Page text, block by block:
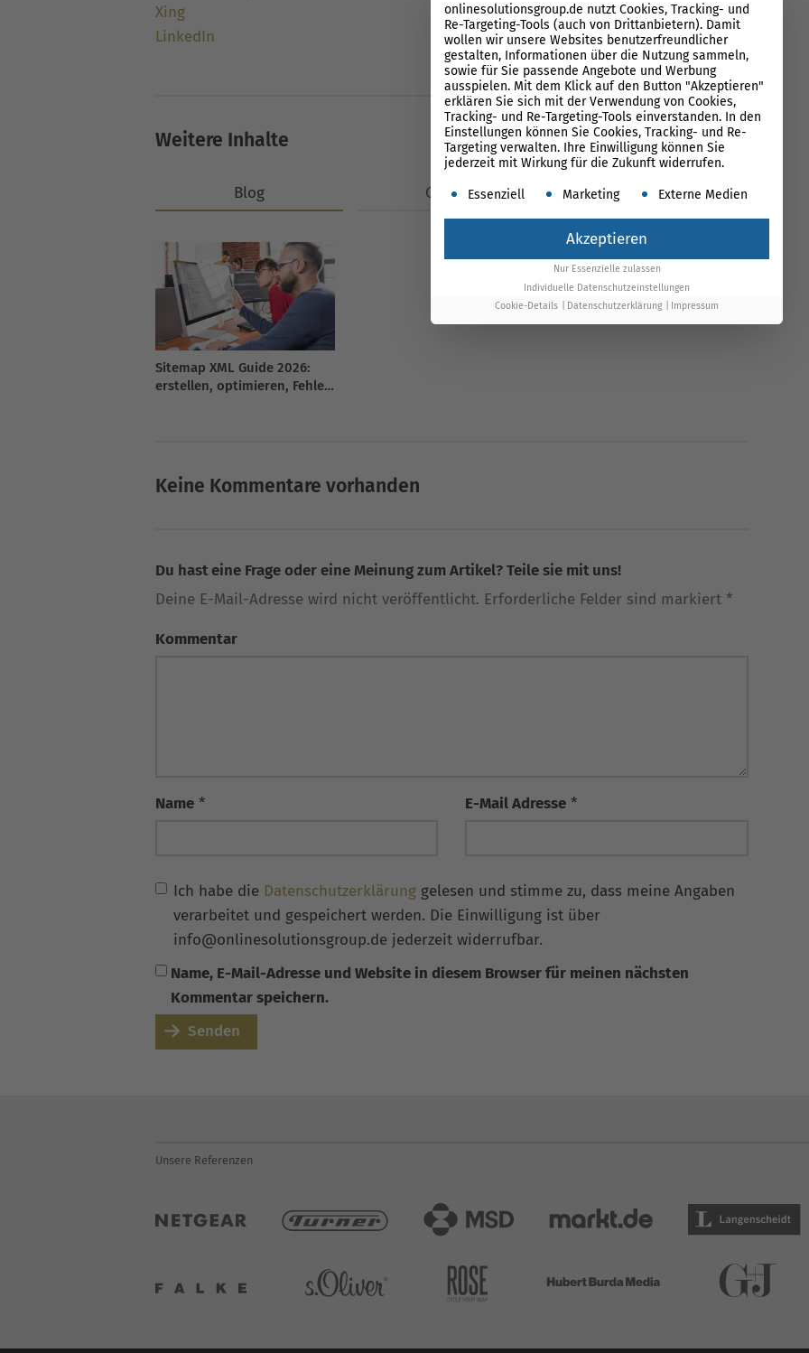
Xing
LinkedIn
Weitere Inhalte
Blog Glossar News
Sitemap XML Guide 2026:
erstellen, optimieren, Fehler
Keine Kommentare vorhanden
Du hast eine Frage oder eine Meinung zum Artikel? Teile sie mit uns!
Deine E-Mail-Adresse wird nicht veröffentlicht. Erforderliche Felder sind markiert *
Kommentar
Name * E-Mail Adresse *
Ich habe die Datenschutzerklärung gelesen und stimme zu, dass meine Angaben
verarbeitet und gespeichert werden. Die Einwilligung ist über
info@onlinesolutionsgroup.de jederzeit widerrufbar.
Name, E-Mail-Adresse und Website in diesem Browser für meinen nächsten
Kommentar speichern.
Senden
Unsere Referenzen
onlinesolutionsgroup.de nutzt Cookies, Tracking- und
Re-Targeting-Tools (auch von Drittanbietern). Damit
wollen wir unsere Websites benutzerfreundlicher
gestalten, Informationen über die Nutzung sammeln,
sowie für Sie passende Angebote und Werbung
ausspielen. Mit dem Klick auf den Button "Akzeptieren"
erklären Sie sich mit der Verwendung von Cookies,
Tracking- und Re-Targeting-Tools einverstanden. In den
Einstellungen können Sie Cookies, Tracking- und Re-
Targeting verwalten. Ihre Einwilligung können Sie
jederzeit mit Wirkung für die Zukunft widerrufen.
Es folgt eine Liste der Service-Gruppen, für die
Essenziell Marketing Externe Medien
Akzeptieren
Nur Essenzielle zulassen
Individuelle Datenschutzeinstellungen
Cookie-Details
Datenschutzerklärung Impressum